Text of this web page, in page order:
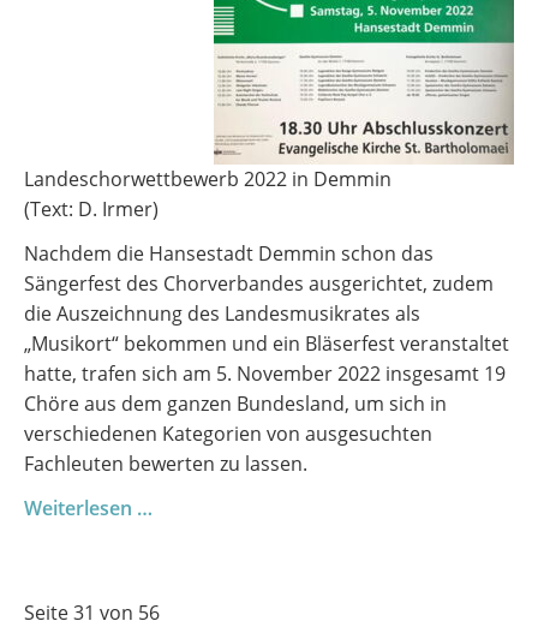
Landeschorwettbewerb 2022 in Demmin
(Text: D. Irmer)
Nachdem die Hansestadt Demmin schon das
Sängerfest des Chorverbandes ausgerichtet, zudem
die Auszeichnung des Landesmusikrates als
„Musikort“ bekommen und ein Bläserfest veranstaltet
hatte, trafen sich am 5. November 2022 insgesamt 19
Chöre aus dem ganzen Bundesland, um sich in
verschiedenen Kategorien von ausgesuchten
Fachleuten bewerten zu lassen.
Weiterlesen …
Seite 31 von 56